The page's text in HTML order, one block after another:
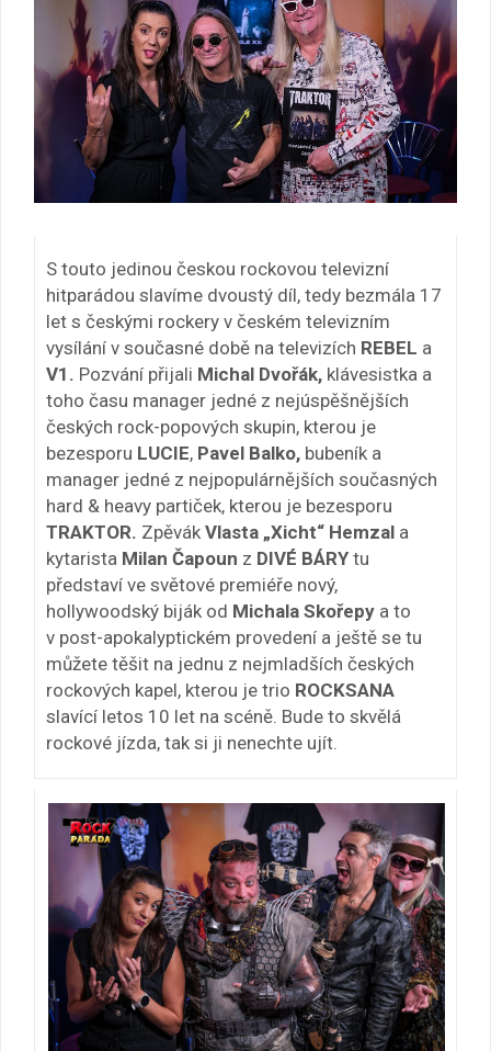
S touto jedinou českou rockovou televizní
hitparádou slavíme dvoustý díl, tedy bezmála 17
let s českými rockery v českém televizním
vysílání v současné době na televizích REBEL a
V1. Pozvání přijali Michal Dvořák, klávesistka a
toho času manager jedné z nejúspěšnějších
českých rock-popových skupin, kterou je
bezesporu LUCIE, Pavel Balko, bubeník a
manager jedné z nejpopulárnějších současných
hard & heavy partiček, kterou je bezesporu
TRAKTOR. Zpěvák Vlasta „Xicht“ Hemzal a
kytarista Milan Čapoun z DIVÉ BÁRY tu
představí ve světové premiéře nový,
hollywoodský biják od Michala Skořepy a to
v post-apokalyptickém provedení a ještě se tu
můžete těšit na jednu z nejmladších českých
rockových kapel, kterou je trio ROCKSANA
slavící letos 10 let na scéně. Bude to skvělá
rockové jízda, tak si ji nenechte ujít.